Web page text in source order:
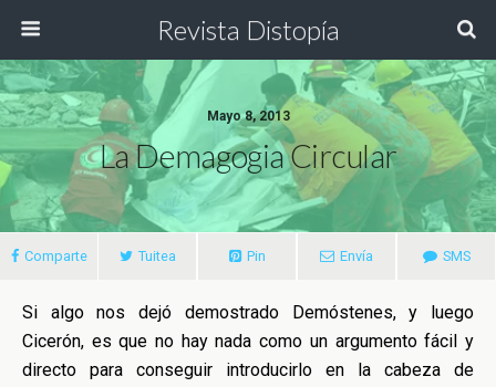
Revista Distopía
Mayo 8, 2013
La Demagogia Circular
Comparte Tuitea Pin Envía SMS
Si algo nos dejó demostrado Demóstenes, y luego
Cicerón, es que no hay nada como un argumento fácil y
directo para conseguir introducirlo en la cabeza de